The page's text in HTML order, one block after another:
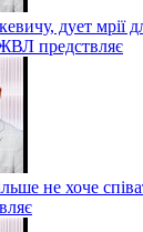
дует мрії
предствляє
не хоче